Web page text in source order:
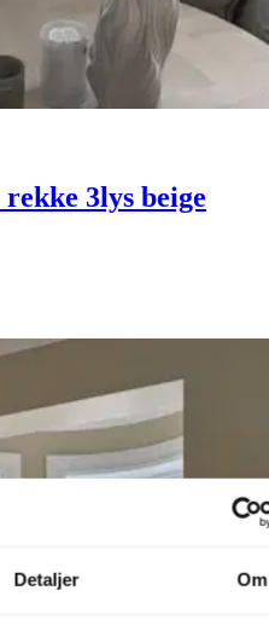
Detaljer Om
3lys beige